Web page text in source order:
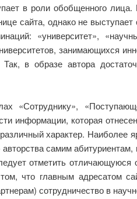
в роли обобщенного лица.
сайта, однако не
«университет»,
занимающихся
в образе автора
«Сотруднику»,
информации, которая
характер. Наиболее
самим абитуриентам,
отметить отличающуюся
что главным адресатом
сотрудничество в